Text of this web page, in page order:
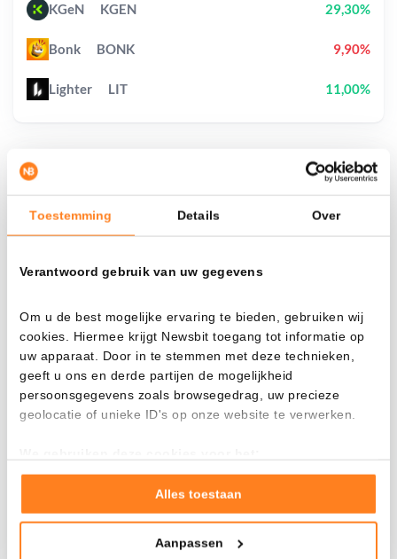
Toestemming Details Over
Verantwoord gebruik van uw gegevens
Om u de best mogelijke ervaring te bieden, gebruiken wij
cookies. Hiermee krijgt Newsbit toegang tot informatie op
uw apparaat. Door in te stemmen met deze technieken,
geeft u ons en derde partijen de mogelijkheid
persoonsgegevens zoals browsegedrag, uw precieze
geolocatie of unieke ID's op onze website te verwerken.
Goed laten functioneren van deze website
Verzamelen van gebruiksstatistieken
Tonen en meten van relevante advertenties
Klik hieronder om ons toestemming te geven om deze
Alles toestaan
Aanpassen
Mira cuánto valor tendrías hoy si hubieras
aplicado el dollar-cost averaging en distintas
Cada
Valor total
$888,23
- $ 2.011,77
KGeN KGEN 29,30%
Bonk BONK 9,90%
Lighter LIT 11,00%